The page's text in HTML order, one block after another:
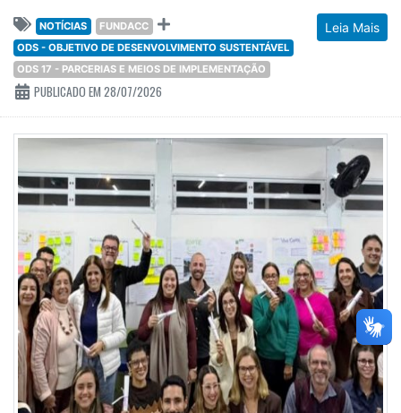
Leia Mais
NOTÍCIAS
FUNDACC
ODS - OBJETIVO DE DESENVOLVIMENTO SUSTENTÁVEL
ODS 17 - PARCERIAS E MEIOS DE IMPLEMENTAÇÃO
PUBLICADO EM 28/07/2026